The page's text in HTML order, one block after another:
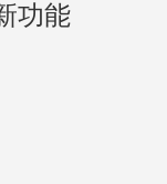
功能